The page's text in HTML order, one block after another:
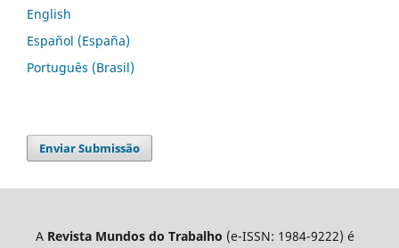
English
Español (España)
Português (Brasil)
Enviar Submissão
A Revista Mundos do Trabalho (e-ISSN: 1984-9222) é